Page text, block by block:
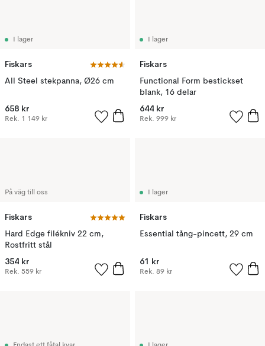
I lager
Fiskars
All Steel stekpanna, Ø26 cm
658 kr
Rek. 1 149 kr
I lager
Fiskars
Functional Form bestickset
blank, 16 delar
644 kr
Rek. 999 kr
På väg till oss
Fiskars
Hard Edge filékniv 22 cm,
Rostfritt stål
354 kr
Rek. 559 kr
I lager
Fiskars
Essential tång-pincett, 29 cm
61 kr
Rek. 89 kr